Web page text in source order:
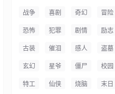
战争 喜剧 奇幻 冒险
恐怖 犯罪 剧情 励志
古装 催泪 感人 盗墓
玄幻 星爷 僵尸 校园
特工 仙侠 烧脑 末日